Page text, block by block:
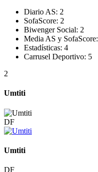
Diario AS: 2
SofaScore: 2
Biwenger Social: 2
Media AS y SofaScore:
Estadísticas: 4
Carrusel Deportivo: 5
2
Umtiti
DF
Umtiti
DF